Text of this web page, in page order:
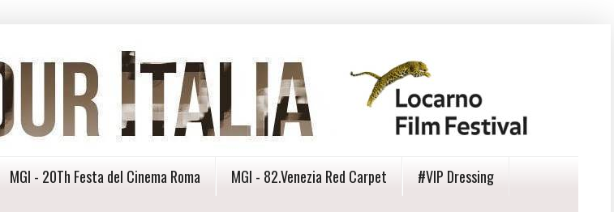
MGI - 20Th Festa del Cinema Roma MGI - 82.Venezia Red Carpet
#VIP Dressing